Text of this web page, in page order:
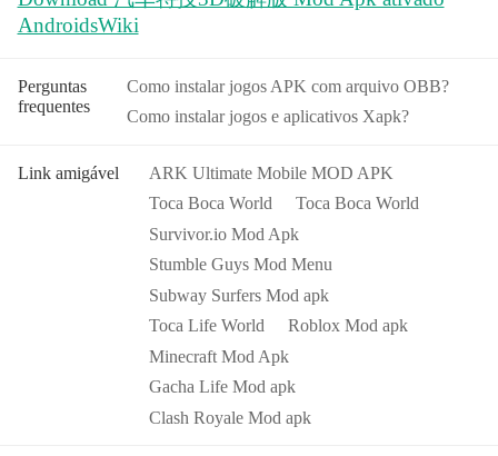
AndroidsWiki
Perguntas
frequentes
Como instalar jogos APK com arquivo OBB?
Como instalar jogos e aplicativos Xapk?
Link amigável
ARK Ultimate Mobile MOD APK
Toca Boca World
Toca Boca World
Survivor.io Mod Apk
Stumble Guys Mod Menu
Subway Surfers Mod apk
Toca Life World
Roblox Mod apk
Minecraft Mod Apk
Gacha Life Mod apk
Clash Royale Mod apk